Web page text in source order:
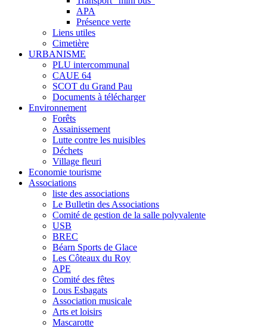
APA
Présence verte
Liens utiles
Cimetière
URBANISME
PLU intercommunal
CAUE 64
SCOT du Grand Pau
Documents à télécharger
Environnement
Forêts
Assainissement
Lutte contre les nuisibles
Déchets
Village fleuri
Economie tourisme
Associations
liste des associations
Le Bulletin des Associations
Comité de gestion de la salle polyvalente
USB
BREC
Béarn Sports de Glace
Les Côteaux du Roy
APE
Comité des fêtes
Lous Esbagats
Association musicale
Arts et loisirs
Mascarotte